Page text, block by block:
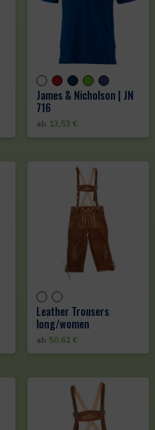
James & Nicholson | JN
716
ab 13,53 €
Leather Trousers
long/women
ab 50,61 €